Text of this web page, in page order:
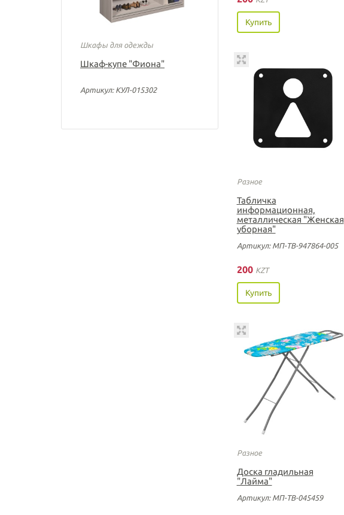
Шкафы для одежды
Шкаф-купе "Фиона"
Артикул: КУЛ-015302
Купить
Разное
Табличка
информационная,
металлическая "Женская
уборная"
Артикул: МП-ТВ-947864-005
200 KZT
Купить
Разное
Доска гладильная
"Лайма"
Артикул: МП-ТВ-045459